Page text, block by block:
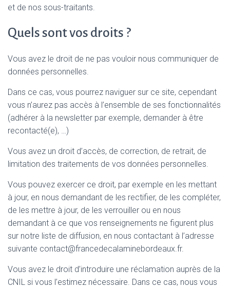
et de nos sous-traitants.
Quels sont vos droits ?
Vous avez le droit de ne pas vouloir nous communiquer de
données personnelles.
Dans ce cas, vous pourrez naviguer sur ce site, cependant
vous n’aurez pas accès à l’ensemble de ses fonctionnalités
(adhérer à la newsletter par exemple, demander à être
recontacté(e), …)
Vous avez un droit d’accès, de correction, de retrait, de
limitation des traitements de vos données personnelles.
Vous pouvez exercer ce droit, par exemple en les mettant
à jour, en nous demandant de les rectifier, de les compléter,
de les mettre à jour, de les verrouiller ou en nous
demandant à ce que vos renseignements ne figurent plus
sur notre liste de diffusion, en nous contactant à l’adresse
suivante contact@francedecalaminebordeaux.fr.
Vous avez le droit d’introduire une réclamation auprès de la
CNIL si vous l’estimez nécessaire. Dans ce cas, nous vous